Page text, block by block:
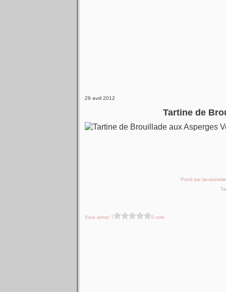
29 avril 2012
Tartine de
Posté par
Vous aimez ? 0 vote